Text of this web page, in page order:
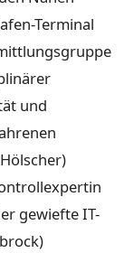
Terminal
und
gewiefte IT-